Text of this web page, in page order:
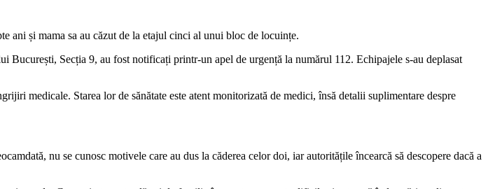
ani și mama sa au căzut de la etajul cinci al unui bloc de locuințe.
Secția 9, au fost notificați printr-un apel de urgență la numărul 112. Echipajele s-au deplasat
medicale. Starea lor de sănătate este atent monitorizată de medici, însă detalii suplimentare despre
nu se cunosc motivele care au dus la căderea celor doi, iar autoritățile încearcă să descopere dacă a